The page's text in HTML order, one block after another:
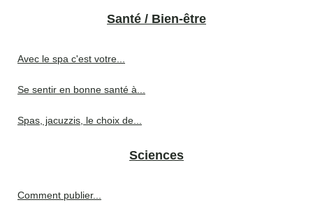
Santé / Bien-être
Avec le spa c'est votre...
Se sentir en bonne santé à...
Spas, jacuzzis, le choix de...
Sciences
Comment publier...